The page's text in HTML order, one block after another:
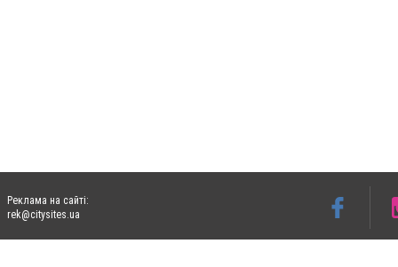
Реклама на сайті:
rek@citysites.ua